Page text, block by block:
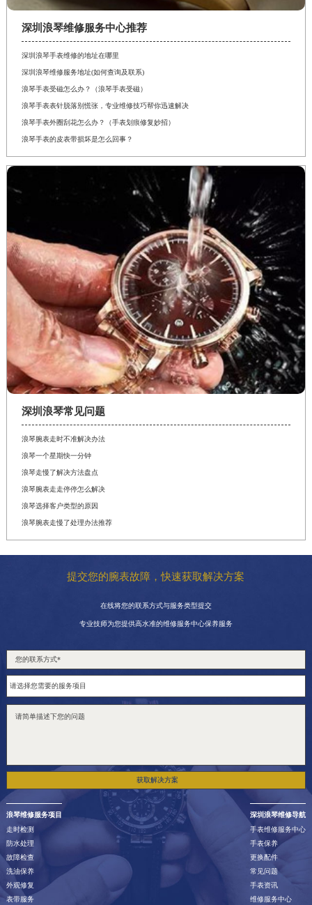
深圳浪琴维修服务中心推荐
深圳浪琴手表维修的地址在哪里
深圳浪琴维修服务地址(如何查询及联系)
浪琴手表受磁怎么办？（浪琴手表受磁）
浪琴手表表针脱落别慌张，专业维修技巧帮你迅速解决
浪琴手表外圈刮花怎么办？（手表划痕修复妙招）
浪琴手表的皮表带损坏是怎么回事？
深圳浪琴常见问题
浪琴腕表走时不准解决办法
浪琴一个星期快一分钟
浪琴走慢了解决方法盘点
浪琴腕表走走停停怎么解决
浪琴选择客户类型的原因
浪琴腕表走慢了处理办法推荐
提交您的腕表故障，快速获取解决方案
在线将您的联系方式与服务类型提交
专业技师为您提供高水准的维修服务中心保养服务
获取解决方案
浪琴维修服务项目
走时检测
防水处理
故障检查
洗油保养
外观修复
表带服务
深圳浪琴维修导航
手表维修服务中心
手表保养
更换配件
常见问题
手表资讯
维修服务中心